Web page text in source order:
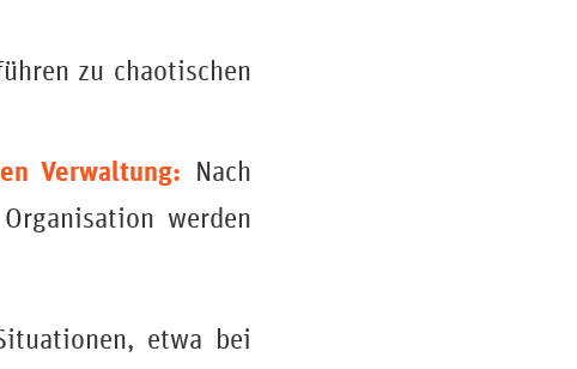
zu chaotischen
Verwaltung: Nach
werden
etwa bei